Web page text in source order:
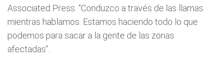
Associated Press. “Conduzco a través de las llamas
mientras hablamos. Estamos haciendo todo lo que
podemos para sacar a la gente de las zonas
afectadas”.